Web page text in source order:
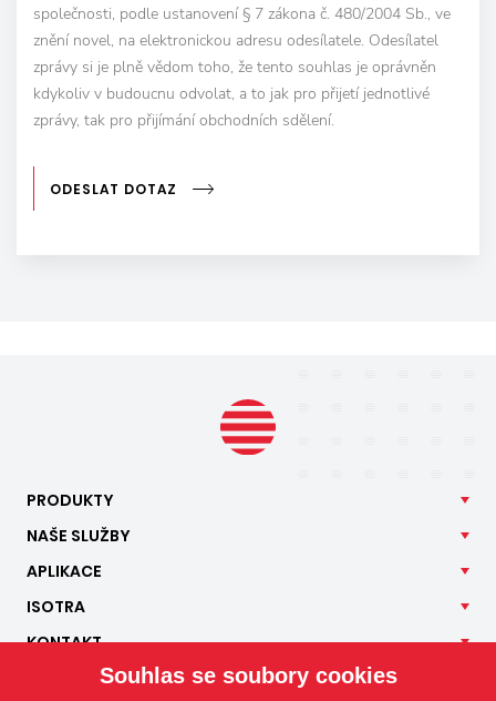
společnosti, podle ustanovení § 7 zákona č. 480/2004 Sb., ve
znění novel, na elektronickou adresu odesílatele. Odesílatel
zprávy si je plně vědom toho, že tento souhlas je oprávněn
kdykoliv v budoucnu odvolat, a to jak pro přijetí jednotlivé
zprávy, tak pro přijímání obchodních sdělení.
ODESLAT DOTAZ
PRODUKTY
NAŠE SLUŽBY
APLIKACE
ISOTRA
KONTAKT
Souhlas se soubory cookies